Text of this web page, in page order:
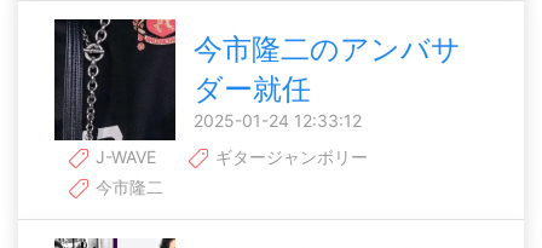
今市隆二のアンバサ
ダー就任
2025-01-24 12:33:12
J-WAVE
ギタージャンボリー
今市隆二